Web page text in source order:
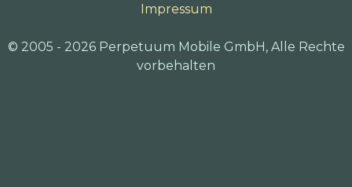
Impressum
© 2005 - 2026 Perpetuum Mobile GmbH, Alle Rechte
vorbehalten